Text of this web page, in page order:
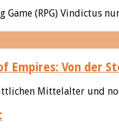
(RPG) Vindictus
Empires: Von der
Mittelalter und